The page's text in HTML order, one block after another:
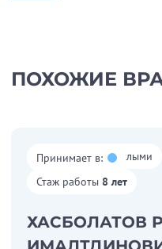
ПОХОЖИЕ
Принимает в:
Работает со взрослыми
Стаж работы 8 лет
ХАСБОЛАТОВ